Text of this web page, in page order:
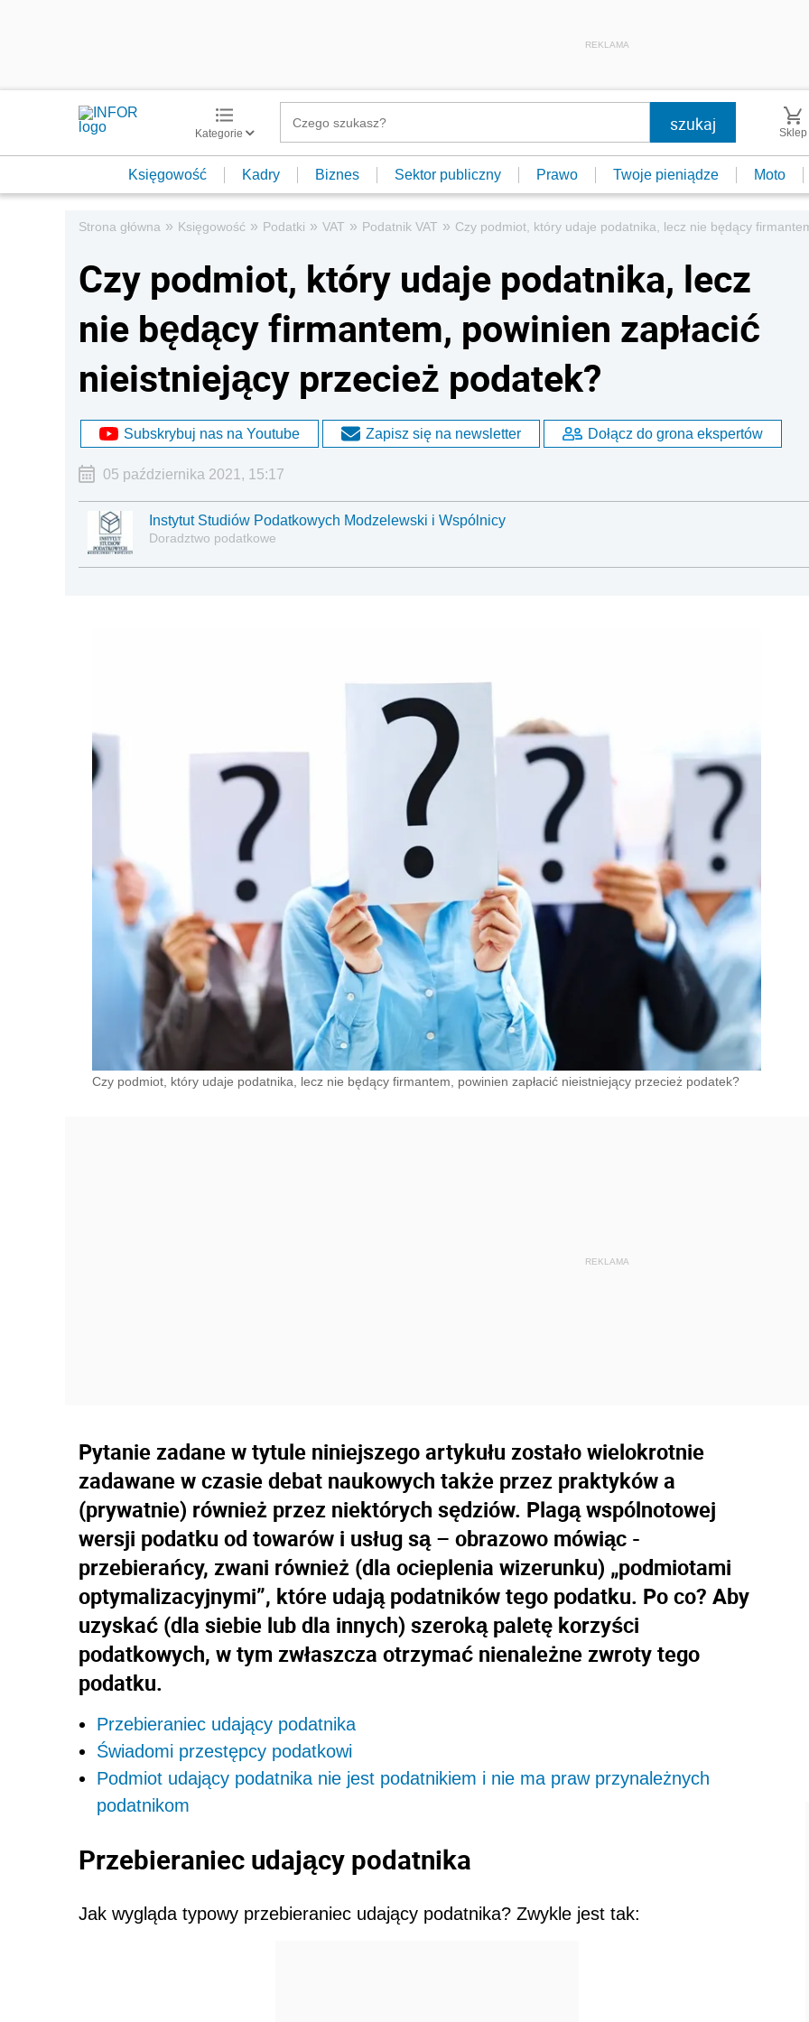
REKLAMA
Kategorie Sklep
Księgowość Kadry Biznes Sektor publiczny Prawo Twoje pieniądze Moto
Strona główna » Księgowość » Podatki » VAT » Podatnik VAT » Czy podmiot, który udaje podatnika, lecz nie będący
Czy podmiot, który udaje podatnika, lecz
nie będący firmantem, powinien zapłacić
nieistniejący przecież podatek?
Subskrybuj nas na Youtube Zapisz się na newsletter Dołącz do grona ekspertów
05 października 2021, 15:17
Instytut Studiów Podatkowych Modzelewski i Wspólnicy
Doradztwo podatkowe
Czy podmiot, który udaje podatnika, lecz nie będący firmantem, powinien zapłacić nieistniejący przecież podatek?
Pytanie zadane w tytule niniejszego artykułu zostało wielokrotnie
zadawane w czasie debat naukowych także przez praktyków a
(prywatnie) również przez niektórych sędziów. Plagą wspólnotowej
wersji podatku od towarów i usług są – obrazowo mówiąc -
przebierańcy, zwani również (dla ocieplenia wizerunku) „podmiotami
optymalizacyjnymi”, które udają podatników tego podatku. Po co? Aby
uzyskać (dla siebie lub dla innych) szeroką paletę korzyści
podatkowych, w tym zwłaszcza otrzymać nienależne zwroty tego
podatku.
Przebieraniec udający podatnika
Świadomi przestępcy podatkowi
Podmiot udający podatnika nie jest podatnikiem i nie ma praw przynależnych
podatnikom
Przebieraniec udający podatnika
Jak wygląda typowy przebieraniec udający podatnika? Zwykle jest tak: